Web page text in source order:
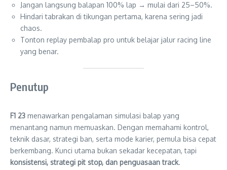
Jangan langsung balapan 100% lap → mulai dari 25–50%.
Hindari tabrakan di tikungan pertama, karena sering jadi
chaos.
Tonton replay pembalap pro untuk belajar jalur racing line
yang benar.
Penutup
F1 23 menawarkan pengalaman simulasi balap yang
menantang namun memuaskan. Dengan memahami kontrol,
teknik dasar, strategi ban, serta mode karier, pemula bisa cepat
berkembang. Kunci utama bukan sekadar kecepatan, tapi
konsistensi, strategi pit stop, dan penguasaan track.